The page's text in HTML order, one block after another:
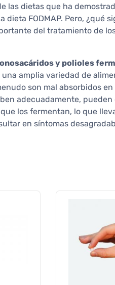
las dietas que ha
FODMAP. Pero, ¿qué
del tratamiento de
y polioles
amplia variedad de
son mal absorbidos
adecuadamente,
los fermentan, lo que
en síntomas